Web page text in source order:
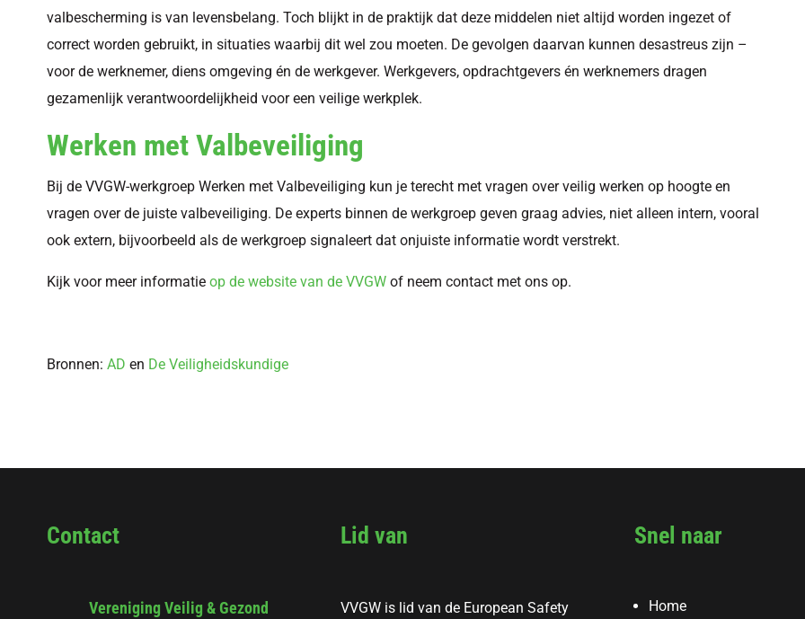
valbescherming is van levensbelang. Toch blijkt in de praktijk dat deze middelen niet altijd worden ingezet of
correct worden gebruikt, in situaties waarbij dit wel zou moeten. De gevolgen daarvan kunnen desastreus zijn –
voor de werknemer, diens omgeving én de werkgever. Werkgevers, opdrachtgevers én werknemers dragen
gezamenlijk verantwoordelijkheid voor een veilige werkplek.
Werken met Valbeveiliging
Bij de VVGW-werkgroep Werken met Valbeveiliging kun je terecht met vragen over veilig werken op hoogte en
vragen over de juiste valbeveiliging. De experts binnen de werkgroep geven graag advies, niet alleen intern, vooral
ook extern, bijvoorbeeld als de werkgroep signaleert dat onjuiste informatie wordt verstrekt.
Kijk voor meer informatie op de website van de VVGW of neem contact met ons op.
Bronnen: AD en De Veiligheidskundige
Contact
Vereniging Veilig & Gezond
Lid van
VVGW is lid van de European Safety
Snel naar
Home